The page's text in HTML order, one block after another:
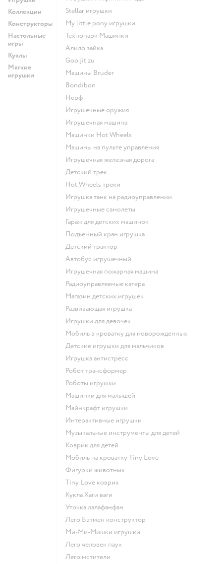
Коллекции
Конструкторы
Настольные
игры
Куклы
Мягкие
игрушки
Stellar игрушки
my little pony игрушки
Технопарк Машинки
Алило зайка
Goo jit zu
Машины Bruder
Bondibon
Нерф
Игрушечные оружия
Игрушечная машина
Машинки Hot Wheels
Машины на пульте управления
Игрушечная железная дорога
Детский трек
Hot Wheels треки
Игрушка танк на радиоуправлении
Игрушечные самолеты
Гараж для детских машинок
Подъемный кран игрушка
Детский трактор
Автобус игрушечный
Игрушечная пожарная машина
Радиоуправляемые катера
Магазин детских игрушек
Развивающая игрушка
Игрушки для девочек
Мобиль в кроватку для новорожденных
Детские игрушки для мальчиков
Игрушка антистресс
Робот трансформер
Роботы игрушки
Машинки для малышей
Майнкрафт игрушки
Интерактивные игрушки
Музыкальные инструменты для детей
Коврик для детей
Мобиль на кроватку Tiny Love
Фигурки животных
Tiny Love коврик
Кукла Хаги ваги
Уточка лалафанфан
Лего Бэтмен конструктор
Ми-Ми-Мишки игрушки
Лего человек паук
Лего мстители